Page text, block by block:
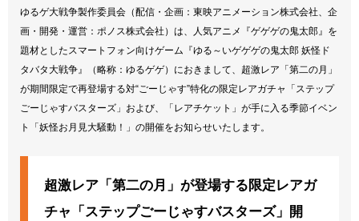
ゆるゲ大戦争製作委員会（配信・企画：東映アニメーション株式会社、企
画・開発・運営：ポノス株式会社）は、人気アニメ『ゲゲゲの鬼太郎』を
題材としたスマートフォン向けゲーム『ゆる～いゲゲゲの鬼太郎 妖怪ド
タバタ大戦争』（略称：ゆるゲゲ）におきまして、超激レア「第二の月」
が期間限定で再登場する対“ごーじゃす”特化の限定レアガチャ「ステップ
ごーじゃすバスターズ」および、「レアチケット」が手に入る季節イベン
ト「妖怪お月見大騒動！」の開催をお知らせいたします。
超激レア「第二の月」が登場する限定レアガ
チャ「ステップごーじゃすバスターズ」開